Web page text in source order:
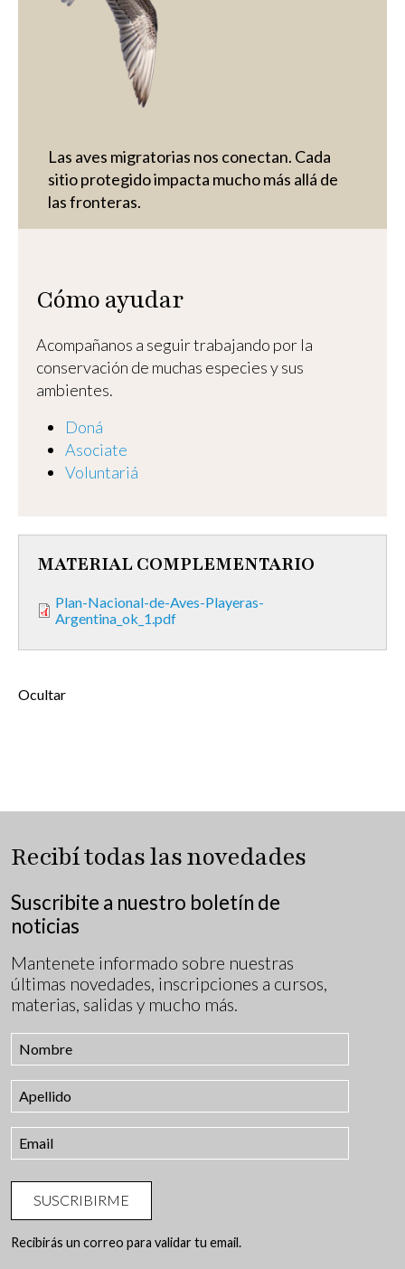
Las aves migratorias nos conectan. Cada
sitio protegido impacta mucho más allá de
las fronteras.
Cómo ayudar
Acompañanos a seguir trabajando por la
conservación de muchas especies y sus
ambientes.
Doná
Asociate
Voluntariá
MATERIAL COMPLEMENTARIO
Plan-Nacional-de-Aves-Playeras-
Argentina_ok_1.pdf
Ocultar
Recibí todas las novedades
Suscribite a nuestro boletín de
noticias
Mantenete informado sobre nuestras
últimas novedades, inscripciones a cursos,
materias, salidas y mucho más.
SUSCRIBIRME
Recibirás un correo para validar tu email.